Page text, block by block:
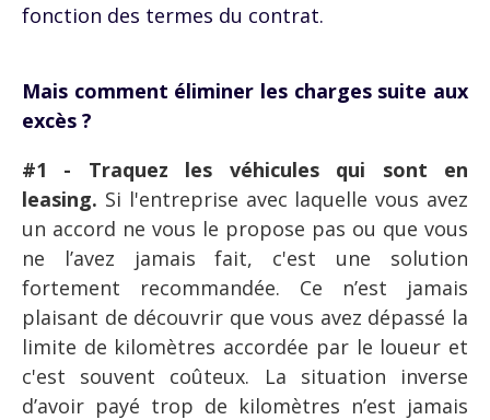
fonction des termes du contrat.
Mais comment éliminer les charges suite aux
excès ?
#1 - Traquez les véhicules qui sont en
leasing. Si l'entreprise avec laquelle vous avez
un accord ne vous le propose pas ou que vous
ne l’avez jamais fait, c'est une solution
fortement recommandée. Ce n’est jamais
plaisant de découvrir que vous avez dépassé la
limite de kilomètres accordée par le loueur et
c'est souvent coûteux. La situation inverse
d’avoir payé trop de kilomètres n’est jamais